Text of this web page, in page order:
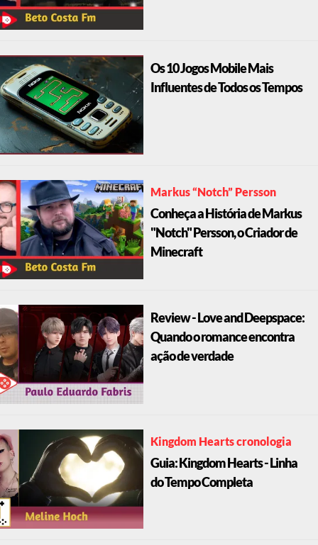
Os 10 Jogos Mobile Mais
Influentes de Todos os Tempos
Markus “Notch” Persson
Conheça a História de Markus
"Notch" Persson, o Criador de
Minecraft
Review - Love and Deepspace:
Quando o romance encontra
ação de verdade
Kingdom Hearts cronologia
Guia: Kingdom Hearts - Linha
do Tempo Completa